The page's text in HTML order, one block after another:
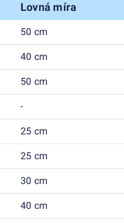
Lovná míra
50 cm
40 cm
50 cm
-
25 cm
25 cm
30 cm
40 cm